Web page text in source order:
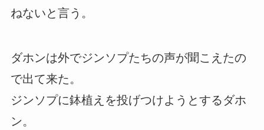
ねないと言う。
ダホンは外でジンソプたちの声が聞こえたの
で出て来た。
ジンソプに鉢植えを投げつけようとするダホ
ン。